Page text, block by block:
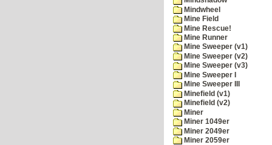
Mindwheel
Mine Field
Mine Rescue!
Mine Runner
Mine Sweeper (v1)
Mine Sweeper (v2)
Mine Sweeper (v3)
Mine Sweeper I
Mine Sweeper III
Minefield (v1)
Minefield (v2)
Miner
Miner 1049er
Miner 2049er
Miner 2059er